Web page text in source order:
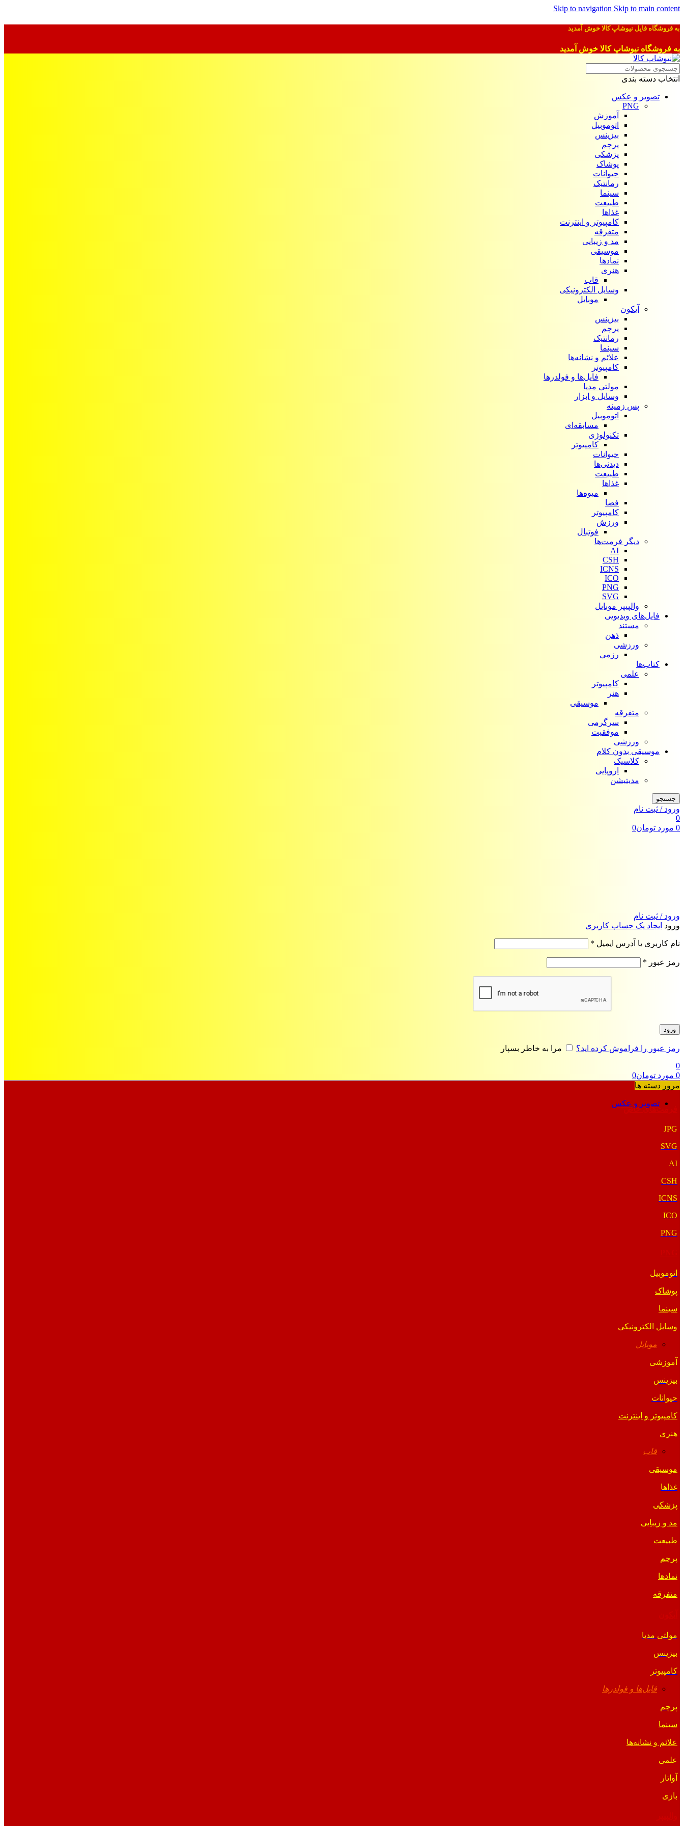
Skip to navigation Skip to main content
به فروشگاه فایل نیوشاپ کالا خوش آمدید
به فروشگاه نیوشاپ کالا خوش آمدید
انتخاب دسته بندی
تصویر و عکس
PNG
آموزش
اتوموبیل
بیزینس
پرچم
پزشکی
پوشاک
حیوانات
رمانتیک
سینما
طبیعت
غذاها
کامپیوتر و اینترنت
متفرقه
مد و زیبایی
موسیقی
نمادها
هنری
قاب
وسایل الکترونیکی
موبایل
آیکون‌
بیزینس
پرچم
رمانتیک
سینما
علائم و نشانه‌ها
کامپیوتر
فایل‌ها و فولدرها
مولتی مدیا
وسایل و ابزار
پس زمینه
اتوموبیل
مسابقه‌ای
تکنولوژی
کامپیوتر
حیوانات
دیدنی‌ها
طبیعت
غذاها
میوه‌ها
فضا
کامپیوتر
ورزش
فوتبال
دیگر فرمت‌ها
AI
CSH
ICNS
ICO
PNG
SVG
والپیپر موبایل
فایل‌های ویدیویی
مستند
ذهن
ورزشی
رزمی
کتاب‌ها
علمی
کامپیوتر
هنر
موسیقی
متفرقه
سرگرمی
موفقیت
ورزشی
موسیقی بدون کلام
کلاسیک
اروپایی
مدیتیشن
جستجو
ورود / ثبت نام
0
0 مورد تومان0
ورود / ثبت نام
ورود ایجاد یک حساب کاربری
نام کاربری یا آدرس ایمیل *
رمز عبور *
ورود
رمز عبور را فراموش کرده اید؟
مرا به خاطر بسپار
0
0 مورد تومان0
مرور دسته ها
تصویر و عکس
فرمت‌های خاص
JPG
SVG
AI
CSH
ICNS
ICO
PNG
اتوموبیل
پوشاک
سینما
وسایل الکترونیکی
موبایل
آموزشی
بیزینس
حیوانات
کامپیوتر و اینترنت
هنری
قاب
موسیقی
غذاها
پزشکی
مد و زیبایی
طبیعت
پرچم
نمادها
متفرقه
مولتی مدیا
بیزینس
کامپیوتر
فایل‌ها و فولدرها
پرچم
سینما
علائم و نشانه‌ها
علمی
آواتار
بازی